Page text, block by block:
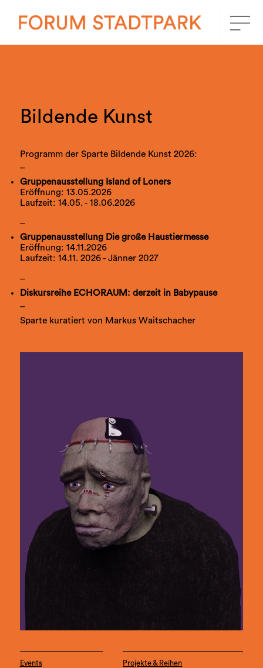
Bildende Kunst
Programm der Sparte Bildende Kunst 2026:
Gruppenausstellung Island of Loners
Eröffnung: 13.05.2026
Laufzeit: 14.05. - 18.06.2026
Gruppenausstellung Die große Haustiermesse
Eröffnung: 14.11.2026
Laufzeit: 14.11. 2026 - Jänner 2027
Diskursreihe ECHORAUM: derzeit in Babypause
Sparte kuratiert von Markus Waitschacher
Events Projekte & Reihen